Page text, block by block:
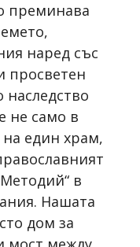
преминава
наред със
просветен
наследство
не само в
един храм,
в
Нашата
дом за